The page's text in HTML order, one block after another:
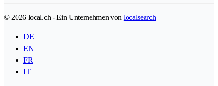
© 2026 local.ch - Ein Unternehmen von localsearch
DE
EN
FR
IT